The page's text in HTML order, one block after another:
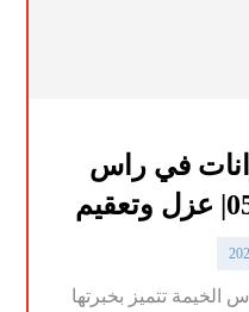
في راس
تتميز بخبرتها